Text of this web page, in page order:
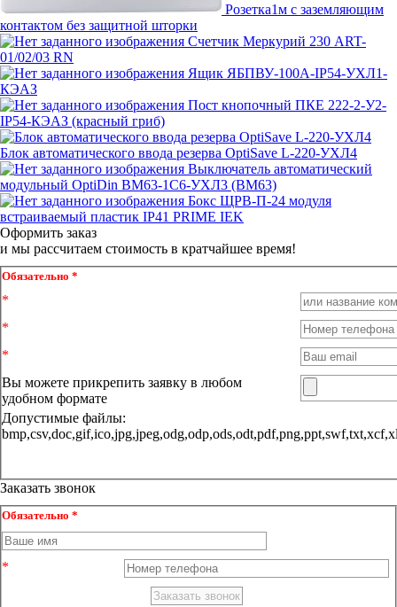
Розетка1м c заземляющим
контактом без защитной шторки
Счетчик Меркурий 230 ART-
01/02/03 RN
Ящик ЯБПВУ-100А-IP54-УХЛ1-
КЭАЗ
Пост кнопочный ПКЕ 222-2-У2-
IP54-КЭАЗ (красный гриб)
Блок автоматического ввода резерва OptiSave L-220-УХЛ4
Выключатель автоматический
модульный OptiDin BM63-1C6-УХЛ3 (ВМ63)
Бокс ЩРВ-П-24 модуля
встраиваемый пластик IP41 PRIME IEK
Оформить заказ
и мы рассчитаем стоимость в кратчайшее время!
Обязательно *
Вы можете прикрепить заявку в любом
удобном формате
Допустимые файлы:
Заказать звонок
Обязательно *